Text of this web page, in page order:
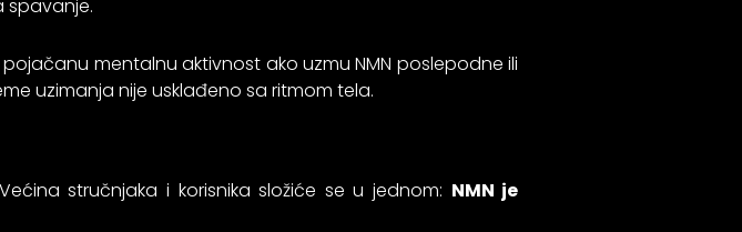
spavanje.
mentalnu aktivnost ako uzmu NMN poslepodne ili
uzimanja nije usklađeno sa ritmom tela.
stručnjaka i korisnika složiće se u jednom: NMN je